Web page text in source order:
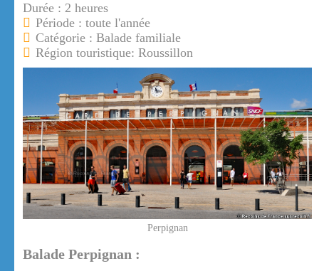
Durée : 2 heures
Période : toute l'année
Catégorie : Balade familiale
Région touristique: Roussillon
Perpignan
Balade Perpignan :